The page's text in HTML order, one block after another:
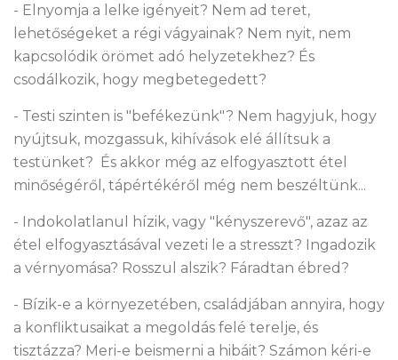
- Elnyomja a lelke igényeit? Nem ad teret,
lehetőségeket a régi vágyainak? Nem nyit, nem
kapcsolódik örömet adó helyzetekhez? És
csodálkozik, hogy megbetegedett?
- Testi szinten is "befékezünk"? Nem hagyjuk, hogy
nyújtsuk, mozgassuk, kihívások elé állítsuk a
testünket? És akkor még az elfogyasztott étel
minőségéről, tápértékéről még nem beszéltünk...
- Indokolatlanul hízik, vagy "kényszerevő", azaz az
étel elfogyasztásával vezeti le a stresszt? Ingadozik
a vérnyomása? Rosszul alszik? Fáradtan ébred?
- Bízik-e a környezetében, családjában annyira, hogy
a konfliktusaikat a megoldás felé terelje, és
tisztázza? Meri-e beismerni a hibáit? Számon kéri-e